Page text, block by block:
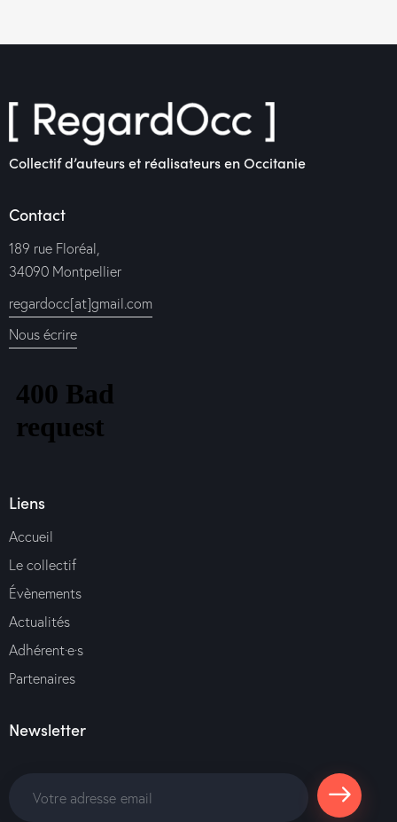
Collectif d’auteurs et réalisateurs en Occitanie
Contact
189 rue Floréal,
34090 Montpellier
regardocc[at]gmail.com
Nous écrire
Liens
Accueil
Le collectif
Évènements
Actualités
Adhérent·e·s
Partenaires
Newsletter
S'abonne